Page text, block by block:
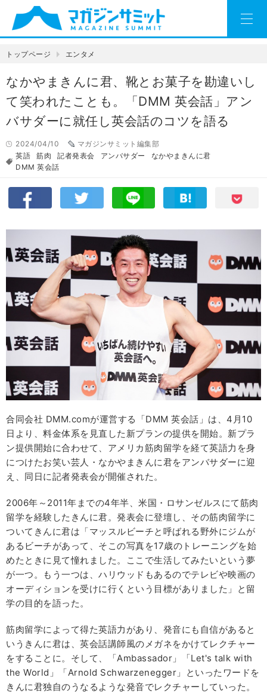
トップページ エンタメ
なかやまきんに君、靴とお菓子を勘違いし
て笑われたことも。「DMM 英会話」アン
バサダーに就任し英会話のコツを語る
2024/04/10
マガジンサミット編集部
英語
筋肉 記者発表会 アンバサダー
なかやまきんに君
DMM 英会話
合同会社 DMM.comが運営する「DMM 英会話」は、4月10
日より、料金体系を見直した新プランの提供を開始。新プラ
ン提供開始に合わせて、アメリカ筋肉留学を経て英語力を身
につけたお笑い芸人・なかやまきんに君をアンバサダーに迎
え、同日に記者発表会が開催された。
2006年～2011年までの4年半、米国・ロサンゼルスにて筋肉
留学を経験したきんに君。発表会に登壇し、その筋肉留学に
ついてきんに君は「マッスルビーチと呼ばれる野外にジムが
あるビーチがあって、そこの写真を17歳のトレーニングを始
めたときに見て憧れました。ここで生活してみたいという夢
が一つ。もう一つは、ハリウッドもあるのでテレビや映画の
オーディションを受けに行くという目標がありました」と留
学の目的を語った。
筋肉留学によって得た英語力があり、発音にも自信があると
いうきんに君は、英会話講師風のメガネをかけてレクチャー
をすることに。そして、「Ambassador」「Let's talk with
the World」「Arnold Schwarzenegger」といったワードを
きんに君独自のうなるような発音でレクチャーしていった。